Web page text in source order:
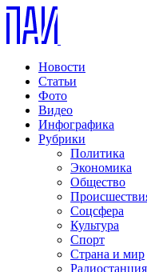
Новости
Статьи
Фото
Видео
Инфографика
Рубрики
Политика
Экономика
Общество
Соцсфера
Культура
Спорт
Страна и мир